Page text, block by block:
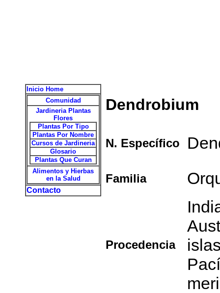
Inicio Home
Comunidad
Jardineria Plantas
Flores
Plantas Por Tipo
Plantas Por Nombre
Cursos de Jardineria
Glosario
Plantas Que Curan
Alimentos y Hierbas
en la Salud
Contacto
Dendrobium
N. Específico
Familia
Procedencia